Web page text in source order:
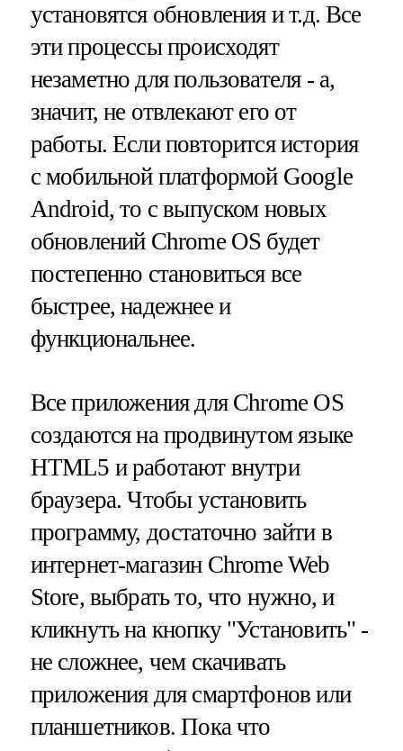
установятся обновления и т.д. Все
эти процессы происходят
незаметно для пользователя - а,
значит, не отвлекают его от
работы. Если повторится история
с мобильной платформой Google
Android, то с выпуском новых
обновлений Chrome OS будет
постепенно становиться все
быстрее, надежнее и
функциональнее.
Все приложения для Chrome OS
создаются на продвинутом языке
HTML5 и работают внутри
браузера. Чтобы установить
программу, достаточно зайти в
интернет-магазин Chrome Web
Store, выбрать то, что нужно, и
кликнуть на кнопку "Установить" -
не сложнее, чем скачивать
приложения для смартфонов или
планшетников. Пока что